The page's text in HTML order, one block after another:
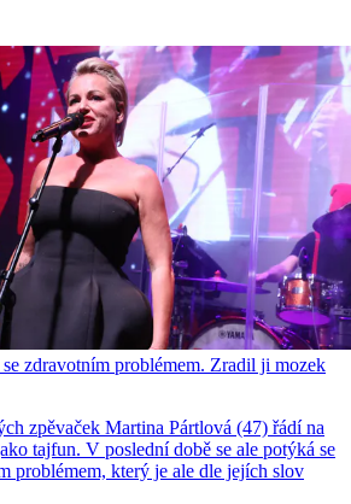
zdravotním problémem. Zradil ji mozek
zpěvaček Martina Pártlová (47) řádí na
tajfun. V poslední době se ale potýká se
problémem, který je ale dle jejích slov